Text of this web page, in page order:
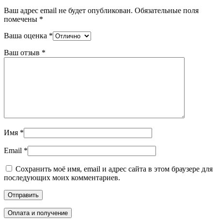
Ваш адрес email не будет опубликован. Обязательные поля
помечены *
Ваша оценка *
Ваш отзыв *
Имя *
Email *
Сохранить моё имя, email и адрес сайта в этом браузере для
последующих моих комментариев.
Оплата и получение